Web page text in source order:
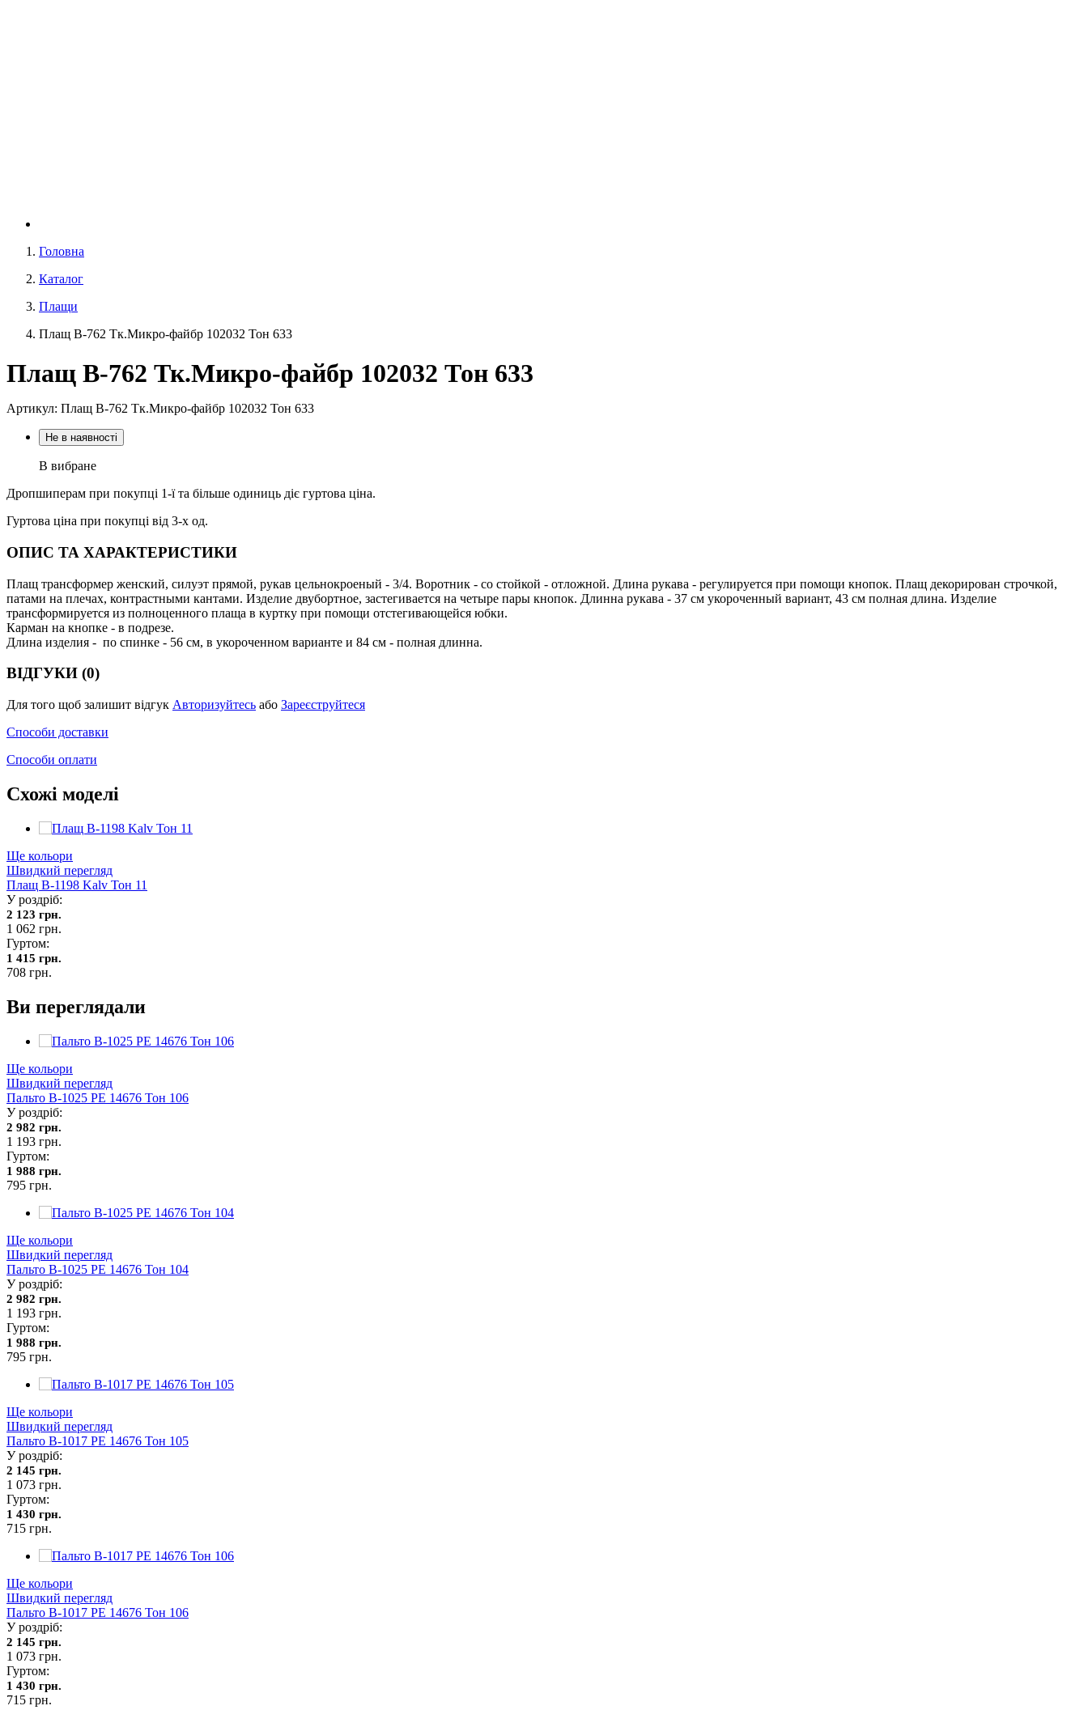
Головна
Каталог
Плащи
Плащ В-762 Тк.Микро-файбр 102032 Тон 633
Плащ В-762 Тк.Микро-файбр 102032 Тон 633
Артикул: Плащ В-762 Тк.Микро-файбр 102032 Тон 633
Не в наявності
В вибране
Дропшиперам при покупці 1-ї та більше одиниць діє гуртова ціна.
Гуртова ціна при покупці від 3-х од.
ОПИС ТА ХАРАКТЕРИСТИКИ
Плащ трансформер женский, силуэт прямой, рукав цельнокроеный - 3/4. Воротник - со стойкой - отложной. Длина рукава - регулируется при помощи кнопок. Плащ декорирован строчкой,
патами на плечах, контрастными кантами. Изделие двубортное, застегивается на четыре пары кнопок. Длинна рукава - 37 см укороченный вариант, 43 см полная длина. Изделие
трансформируется из полноценного плаща в куртку при помощи отстегивающейся юбки.
Карман на кнопке - в подрезе.
Длина изделия - по спинке - 56 см, в укороченном варианте и 84 см - полная длинна.
ВІДГУКИ (0)
Для того щоб залишит відгук Авторизуйтесь або Зареєструйтеся
Способи доставки
Способи оплати
Схожі моделі
Ще кольори
Швидкий перегляд
Плащ В-1198 Kalv Тон 11
У роздріб:
2 123 грн.
1 062 грн.
Гуртом:
1 415 грн.
708 грн.
Ви переглядали
Ще кольори
Швидкий перегляд
Пальто В-1025 PE 14676 Тон 106
У роздріб:
2 982 грн.
1 193 грн.
Гуртом:
1 988 грн.
795 грн.
Ще кольори
Швидкий перегляд
Пальто В-1025 PE 14676 Тон 104
У роздріб:
2 982 грн.
1 193 грн.
Гуртом:
1 988 грн.
795 грн.
Ще кольори
Швидкий перегляд
Пальто В-1017 PE 14676 Тон 105
У роздріб:
2 145 грн.
1 073 грн.
Гуртом:
1 430 грн.
715 грн.
Ще кольори
Швидкий перегляд
Пальто В-1017 PE 14676 Тон 106
У роздріб:
2 145 грн.
1 073 грн.
Гуртом:
1 430 грн.
715 грн.